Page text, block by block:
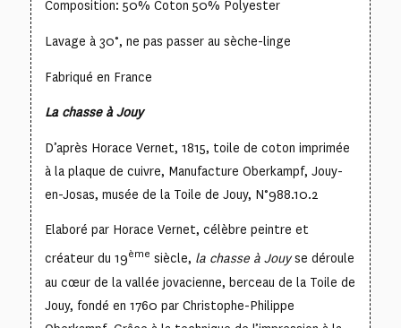
Composition: 50% Coton 50% Polyester
Lavage à 30°, ne pas passer au sèche-linge
Fabriqué en France
La chasse à Jouy
D’après Horace Vernet, 1815, toile de coton imprimée
à la plaque de cuivre, Manufacture Oberkampf, Jouy-
en-Josas, musée de la Toile de Jouy, N°988.10.2
Elaboré par Horace Vernet, célèbre peintre et
créateur du 19ème siècle, la chasse à Jouyse déroule
au cœur de la vallée jovacienne, berceau de la Toile de
Jouy, fondé en 1760 par Christophe-Philippe